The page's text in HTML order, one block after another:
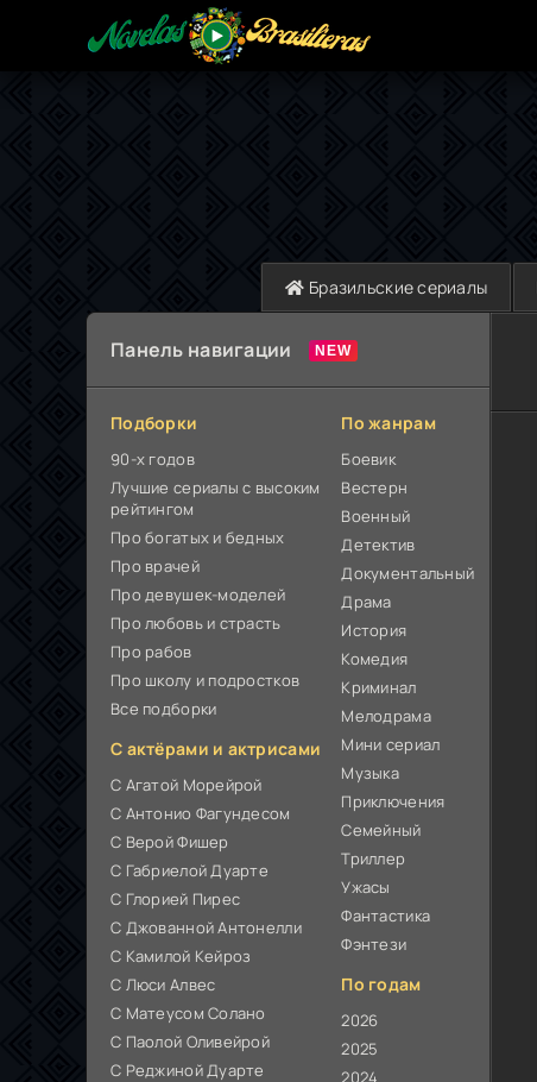
Бразильские сериалы
Панель навигации
Подборки
90-х годов
Лучшие сериалы с высоким
рейтингом
Про богатых и бедных
Про врачей
Про девушек-моделей
Про любовь и страсть
Про рабов
Про школу и подростков
Все подборки
С актёрами и актрисами
С Агатой Морейрой
С Антонио Фагундесом
С Верой Фишер
С Габриелой Дуарте
С Глорией Пирес
С Джованной Антонелли
С Камилой Кейроз
С Люси Алвес
С Матеусом Солано
С Паолой Оливейрой
С Реджиной Дуарте
По жанрам
Боевик
Вестерн
Военный
Детектив
Документальный
Драма
История
Комедия
Криминал
Мелодрама
Мини сериал
Музыка
Приключения
Семейный
Триллер
Ужасы
Фантастика
Фэнтези
По годам
2026
2025
2024